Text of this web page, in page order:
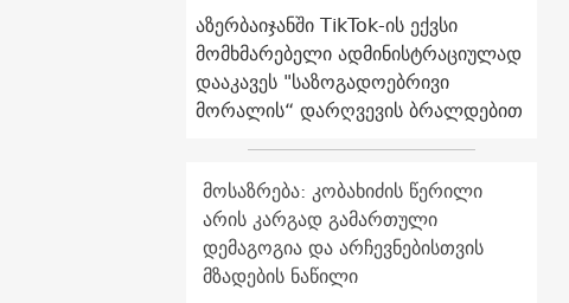
აზერბაიჯანში TikTok-ის ექვსი
მომხმარებელი ადმინისტრაციულად
დააკავეს "საზოგადოებრივი
მორალის“ დარღვევის ბრალდებით
მოსაზრება: კობახიძის წერილი
არის კარგად გამართული
დემაგოგია და არჩევნებისთვის
მზადების ნაწილი